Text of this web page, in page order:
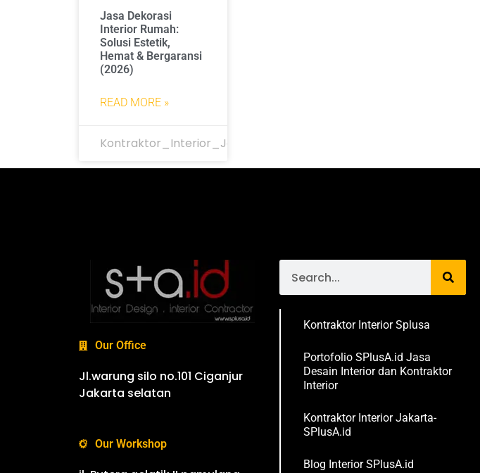
Jasa Dekorasi
Interior Rumah:
Solusi Estetik,
Hemat & Bergaransi
(2026)
READ MORE »
Kontraktor_Interior_Jakarta
Our Office
Jl.warung silo no.101 Ciganjur
Jakarta selatan
Our Workshop
Kontraktor Interior Splusa
Portofolio SPlusA.id Jasa
Desain Interior dan Kontraktor
Interior
Kontraktor Interior Jakarta-
SPlusA.id
Blog Interior SPlusA.id